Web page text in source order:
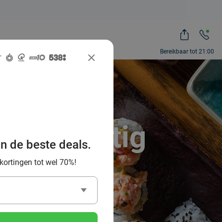
Bereikbaar tot 21:00
: günstig
de beste deals.
tot wel 70%!